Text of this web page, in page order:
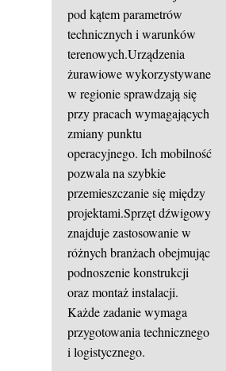
pod kątem parametrów
technicznych i warunków
terenowych.Urządzenia
żurawiowe wykorzystywane
w regionie sprawdzają się
przy pracach wymagających
zmiany punktu
operacyjnego. Ich mobilność
pozwala na szybkie
przemieszczanie się między
projektami.Sprzęt dźwigowy
znajduje zastosowanie w
różnych branżach obejmując
podnoszenie konstrukcji
oraz montaż instalacji.
Każde zadanie wymaga
przygotowania technicznego
i logistycznego.